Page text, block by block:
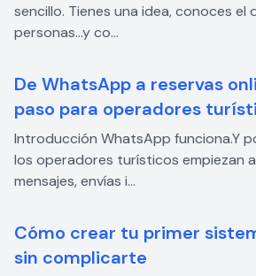
sencillo. Tienes una idea, conoces el
personas…y co...
De WhatsApp a reservas
paso para operadores
Introducción WhatsApp funciona.Y
los operadores turísticos empiezan
mensajes, envías i...
Cómo crear tu primer
sin complicarte